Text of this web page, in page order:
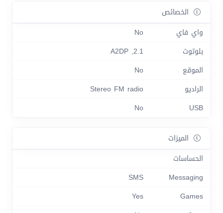
الخصائص
واي فاي
No
بلوتوث
2.1, A2DP
الموقع
No
الراديو
Stereo FM radio
USB
No
الميزات
الحساسات
Messaging
SMS
Games
Yes